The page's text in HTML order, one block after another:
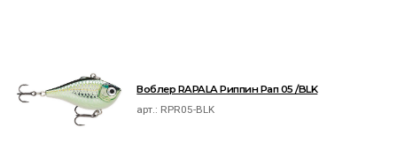
Воблер RAPALA Риппин Рап 05 /BLK
арт.: RPR05-BLK